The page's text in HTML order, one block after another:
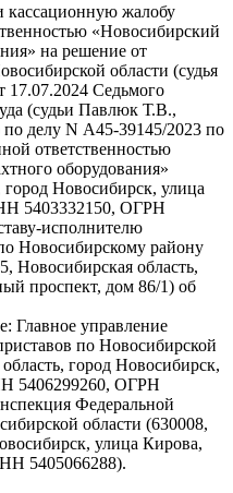
кассационную жалобу
«Новосибирский
на решение от
области (судья
17.07.2024 Седьмого
(судьи Павлюк Т.В.,
делу N А45-39145/2023 по
ответственностью
оборудования»
город Новосибирск, улица
5403332150, ОГРН
исполнителю
Новосибирскому району
Новосибирская область,
проспект, дом 86/1) об
Главное управление
по Новосибирской
город Новосибирск,
5406299260, ОГРН
Федеральной
области (630008,
улица Кирова,
5405066288).